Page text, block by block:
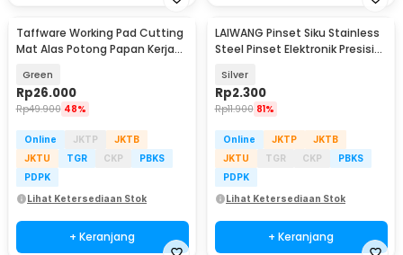
Taffware Working Pad Cutting
Mat Alas Potong Papan Kerja
Green
Rp26.000
Rp49.900 48%
Online JKTP
JKTB
JKTU
TGR CKP
PBKS
PDPK
Lihat Ketersediaan Stok
+ Keranjang
LAIWANG Pinset Siku Stainless
Steel Pinset Elektronik Presisi
Silver
Rp2.300
Rp11.900 81%
Online JKTP
JKTB
JKTU
TGR CKP
PBKS
PDPK
Lihat Ketersediaan Stok
+ Keranjang